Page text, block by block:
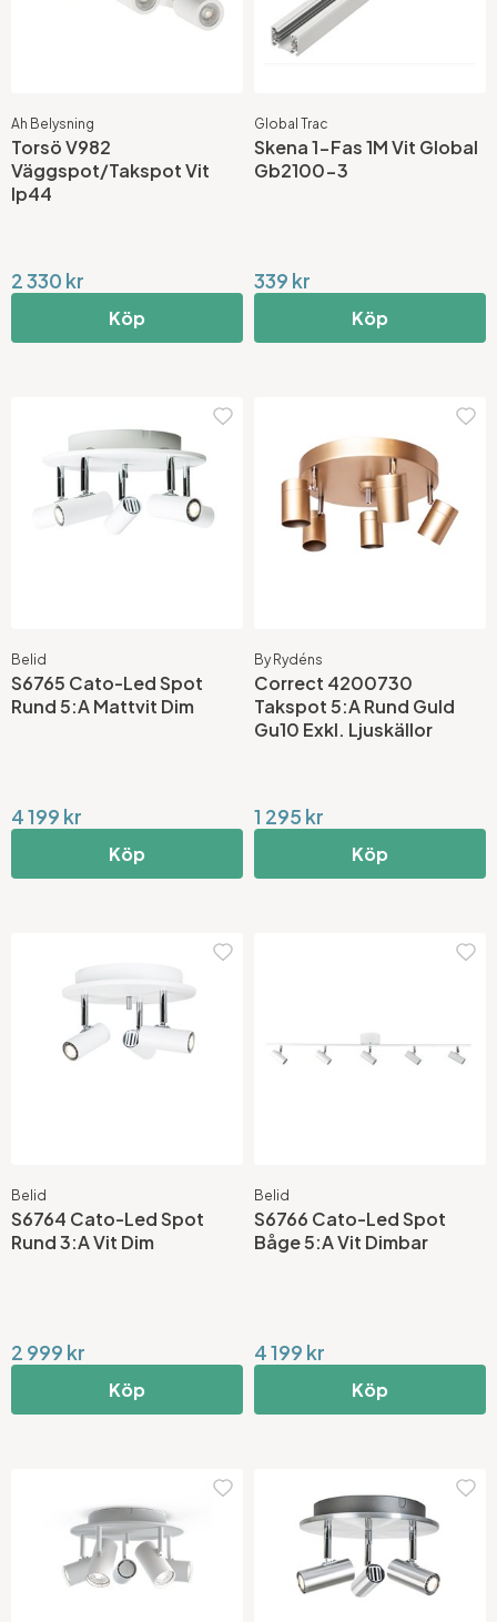
Ah Belysning
Torsö V982
Väggspot/Takspot Vit
Ip44
2 330 kr
Köp
Global Trac
Skena 1-Fas 1M Vit Global
Gb2100-3
339 kr
Köp
Belid
S6765 Cato-Led Spot
Rund 5:A Mattvit Dim
4 199 kr
Köp
By Rydéns
Correct 4200730
Takspot 5:A Rund Guld
Gu10 Exkl. Ljuskällor
1 295 kr
Köp
Belid
S6764 Cato-Led Spot
Rund 3:A Vit Dim
2 999 kr
Köp
Belid
S6766 Cato-Led Spot
Båge 5:A Vit Dimbar
4 199 kr
Köp